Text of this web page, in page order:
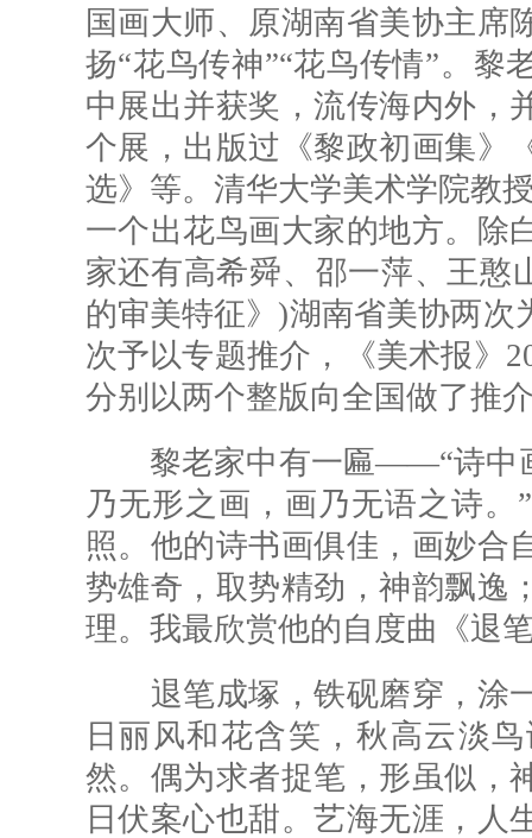
国画大师、原湖南省美协主席
扬“花鸟传神”“花鸟传情”。黎
中展出并获奖，流传海内外，
个展，出版过《黎政初画集》
选》等。清华大学美术学院教
一个出花鸟画大家的地方。除
家还有高希舜、邵一萍、王憨
的审美特征》)湖南省美协两
次予以专题推介，《美术报》
分别以两个整版向全国做了推
黎老家中有一匾——“诗中画
乃无形之画，画乃无语之诗
照。他的诗书画俱佳，画妙合
势雄奇，取势精劲，神韵飘逸
理。我最欣赏他的自度曲《退
退笔成塚，铁砚磨穿，涂
日丽风和花含笑，秋高云淡
然。偶为求者捉笔，形虽似，
日伏案心也甜。艺海无涯，人